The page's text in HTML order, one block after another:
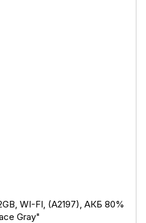
WI-FI, (A2197), АКБ 80%
Gray"